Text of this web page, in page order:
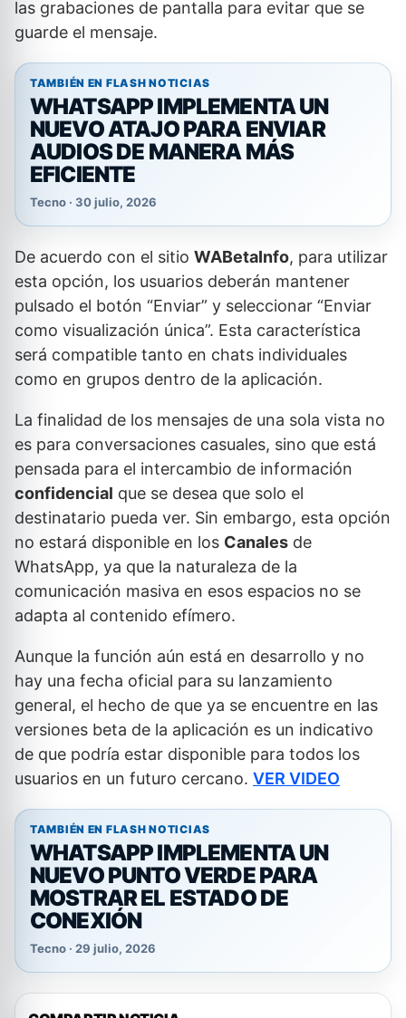
las grabaciones de pantalla para evitar que se
guarde el mensaje.
TAMBIÉN EN FLASH NOTICIAS
WHATSAPP IMPLEMENTA UN
NUEVO ATAJO PARA ENVIAR
AUDIOS DE MANERA MÁS
EFICIENTE
Tecno · 30 julio, 2026
De acuerdo con el sitio WABetaInfo, para utilizar
esta opción, los usuarios deberán mantener
pulsado el botón “Enviar” y seleccionar “Enviar
como visualización única”. Esta característica
será compatible tanto en chats individuales
como en grupos dentro de la aplicación.
La finalidad de los mensajes de una sola vista no
es para conversaciones casuales, sino que está
pensada para el intercambio de información
confidencial que se desea que solo el
destinatario pueda ver. Sin embargo, esta opción
no estará disponible en los Canales de
WhatsApp, ya que la naturaleza de la
comunicación masiva en esos espacios no se
adapta al contenido efímero.
Aunque la función aún está en desarrollo y no
hay una fecha oficial para su lanzamiento
general, el hecho de que ya se encuentre en las
versiones beta de la aplicación es un indicativo
de que podría estar disponible para todos los
usuarios en un futuro cercano. VER VIDEO
TAMBIÉN EN FLASH NOTICIAS
WHATSAPP IMPLEMENTA UN
NUEVO PUNTO VERDE PARA
MOSTRAR EL ESTADO DE
CONEXIÓN
Tecno · 29 julio, 2026